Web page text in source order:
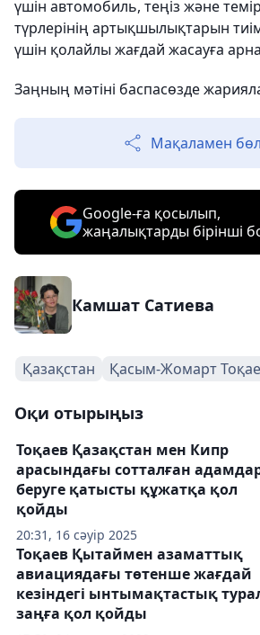
үшін автомобиль, теңіз және
түрлерінің артықшылықтарын
үшін қолайлы жағдай жасауға
Заңның мәтіні баспасөзде
Мақаламен
Google-ға қосылып,
жаңалықтарды бірінші
Камшат Сатиева
Қазақстан Қасым-Жомарт
Оқи отырыңыз
20:31, 16 сәуір 2025
Тоқаев Қазақстан мен Кипр
арасындағы сотталған
беруге қатысты құжатқа қол
қойды
Тоқаев Қытаймен азаматтық
авиациядағы төтенше жағдай
кезіндегі ынтымақтастық
заңға қол қойды